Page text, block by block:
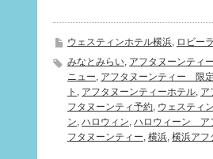
ウェスティンホテル横浜, ロビー
みなとみらい, アフタヌーンティ
ニュー, アフタヌーンティー 限
ト , アフタヌーンティーホテル, ア
フタヌーンティ予約, ウェスティ
ン, ハロウィン, ハロウィーン ア
フタヌーンティー, 横浜, 横浜アフ